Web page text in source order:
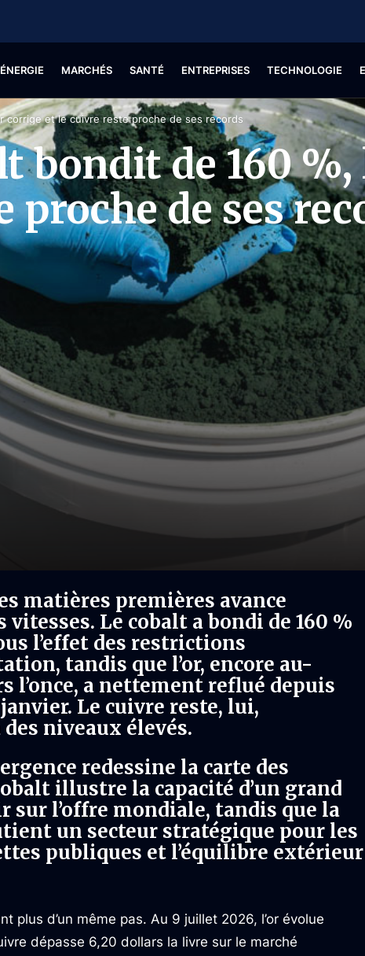
MARCHÉS SANTÉ ENTREPRISES TECHNOLOGIE
corrige et le cuivre reste proche de ses records
bondit de 160 %,
proche de ses
matières premières avance
Le cobalt a bondi de 160 %
l’effet des restrictions
tandis que l’or, encore au-
l’once, a nettement reflué depuis
Le cuivre reste, lui,
niveaux élevés.
redessine la carte des
illustre la capacité d’un grand
sur l’offre mondiale, tandis que la
un secteur stratégique pour les
publiques et l’équilibre extérieur
plus d’un même pas. Au 9 juillet 2026, l’or évolue
dépasse 6,20 dollars la livre sur le marché